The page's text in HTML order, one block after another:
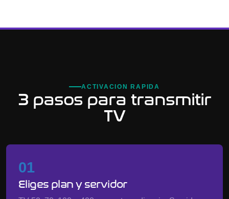
ACTIVACION RAPIDA
3 pasos para transmitir
TV
01
Eliges plan y servidor